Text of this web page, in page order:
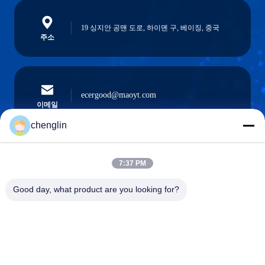
주소
19 싱지안 공맨 도로, 하이뎬 구, 베이징, 중국
이메일
ecergood@maoyt.com
0086-731-861329934568
chenglin
7:37 PM
Good day, what product are you looking for?